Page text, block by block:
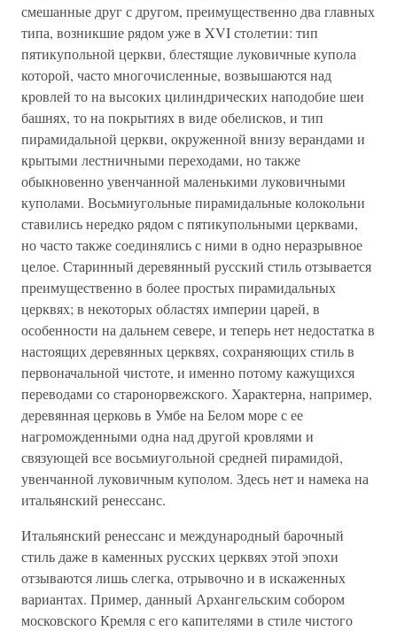
смешанные друг с другом, преимущественно два главных
типа, возникшие рядом уже в XVI столетии: тип
пятикупольной церкви, блестящие луковичные купола
которой, часто многочисленные, возвышаются над
кровлей то на высоких цилиндрических наподобие шеи
башнях, то на покрытиях в виде обелисков, и тип
пирамидальной церкви, окруженной внизу верандами и
крытыми лестничными переходами, но также
обыкновенно увенчанной маленькими луковичными
куполами. Восьмиугольные пирамидальные колокольни
ставились нередко рядом с пятикупольными церквами,
но часто также соединялись с ними в одно неразрывное
целое. Старинный деревянный русский стиль отзывается
преимущественно в более простых пирамидальных
церквях; в некоторых областях империи царей, в
особенности на дальнем севере, и теперь нет недостатка в
настоящих деревянных церквях, сохраняющих стиль в
первоначальной чистоте, и именно потому кажущихся
переводами со старонорвежского. Характерна, например,
деревянная церковь в Умбе на Белом море с ее
нагроможденными одна над другой кровлями и
связующей все восьмиугольной средней пирамидой,
увенчанной луковичным куполом. Здесь нет и намека на
итальянский ренессанс.
Итальянский ренессанс и международный барочный
стиль даже в каменных русских церквях этой эпохи
отзываются лишь слегка, отрывочно и в искаженных
вариантах. Пример, данный Архангельским собором
московского Кремля с его капителями в стиле чистого